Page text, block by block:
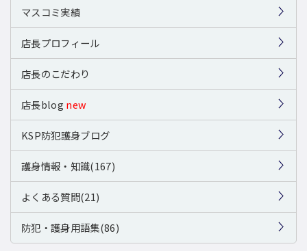
マスコミ実績
店長プロフィール
店長のこだわり
店長blog new
KSP防犯護身ブログ
護身情報・知識(167)
よくある質問(21)
防犯・護身用語集(86)